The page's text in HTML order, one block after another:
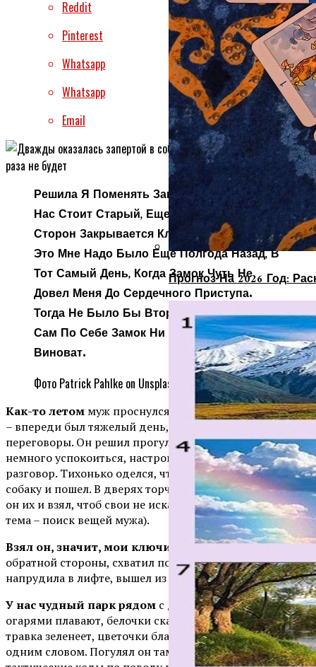
Прогноз На 2026 Год:
Reddit
Pinterest
Whatsapp
Whatsapp
Email
Решила Я Поменять Замок В Квартире. У
Нас Стоит Старый, Еще Тот, Что С Обеих
Сторон Закрывается Ключами. Сделать
Это Мне Надо Было Еще Полгода Назад, В
Тот Самый День, Когда Замок Чуть Не
Довел Меня До Сердечного Приступа.
Тогда Не Было Бы Второго Случая. Хотя..
Сам По Себе Замок Ни В Чем И Не
Виноват.
Фото Patrick Pahlke on Unsplash
Как-то летом муж проснулся в 5 утра и ему не спалось
– впереди был тяжелый день, с самого утра сложные
переговоры. Он решил прогуляться с собакой, заодно
немного успокоиться, настроиться на непростой
разговор. Тихонько оделся, чтобы меня не будить, взял
собаку и пошел. В дверях торчала моя связка ключей,
он их и взял, чтоб свои не искать (это у нас отдельная
тема – поиск вещей мужа).
Взял он, значит, мои ключи,
закрыл ими дверь с
обратной стороны, схватил под мышку Нусю, чтоб не
напрудила в лифте, вышел из тамбура и пошел в парк.
У нас чудный парк рядом с домом – уточки с
огарями плавают, белочки скачут, птички чирикают,
травка зеленеет, цветочки благоухают. Благодать,
одним словом. Погулял он там с часик, продумал все